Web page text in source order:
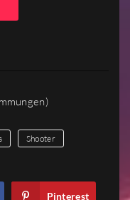
)
Shooter
Pinterest